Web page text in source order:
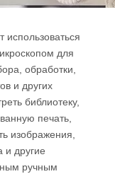
для
обработки,
и других
библиотеку,
печать,
изображения,
и другие
ручным